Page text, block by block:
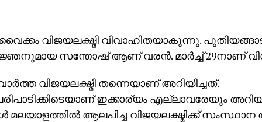
വിജയലക്ഷ്മി വിവാഹിതയാകുന്നു.
സന്തോഷ് ആണ് വരന്‍. മാര്‍ച്ച് 29നാണ്
വിജയലക്ഷ്മി തന്നെയാണ് അറിയിച്ചത്.
ഇക്കാര്യം എല്ലാവരേയും
മലയാളത്തില്‍ ആലപിച്ച വിജയലക്ഷ്മിക്ക്